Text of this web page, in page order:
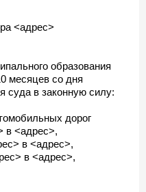
<адрес>
образования
месяцев со дня
суда в законную силу:
дорог
в <адрес>,
в <адрес>,
в <адрес>,